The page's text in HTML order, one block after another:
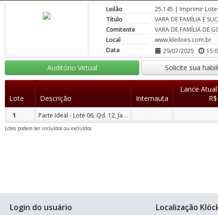
Leilão 25.145 | Imprimir
Título
VARA DE FAMÍLIA E
Comitente
VARA DE FAMÍLIA DE
Local
www.kleiloes.com.br
Data
29/07/2025
Auditório Virtual Solicite sua
Lote Descrição Internauta
Lance Atual
R$
1 Parte Ideal - Lote 06, Qd. 12, Jardim Cristo Rey, Goioerê/PR.
Lotes podem ser incluídos ou excluídos
Login do usuário Localização